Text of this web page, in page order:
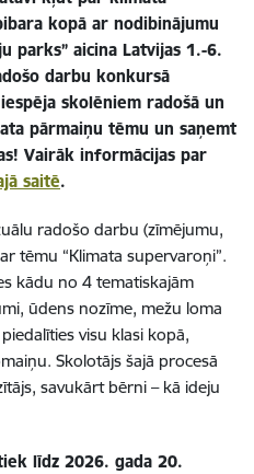
kopā ar nodibinājumu
parks” aicina Latvijas 1.-6.
darbu konkursā
skolēniem radošā un
pārmaiņu tēmu un saņemt
Vairāk informācijas par
saitē.
radošo darbu (zīmējumu,
tēmu “Klimata supervaroņi”.
kādu no 4 tematiskajām
ūdens nozīme, mežu loma
visu klasi kopā,
Skolotājs šajā procesā
savukārt bērni – kā ideju
līdz 2026. gada 20.